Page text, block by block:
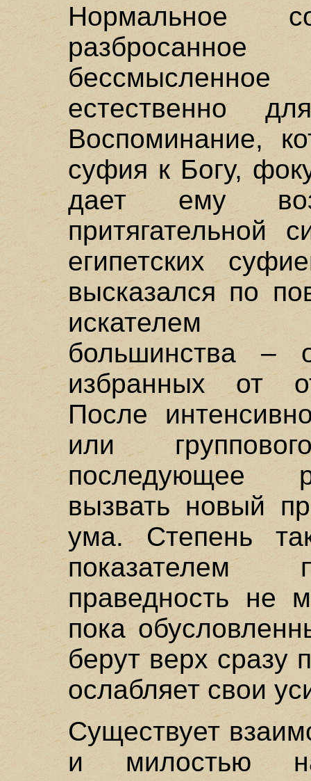
Нормальное
естественно
Воспоминание,
суфия к Богу,
дает ему
притягательной
египетских
высказался по
искателем
большинства –
избранных от
После
или
последующее
вызвать новый
ума. Степень
показателем
праведность не
пока
берут верх сразу
ослабляет свои
Существует
и милостью